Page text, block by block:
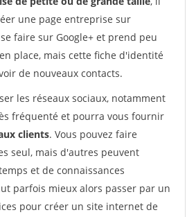
une page entreprise sur
faire sur Google+ et prend peu
place, mais cette fiche d'identité
de nouveaux contacts.
les réseaux sociaux, notamment
fréquenté et pourra vous fournir
clients. Vous pouvez faire
seul, mais d'autres peuvent
et de connaissances
parfois mieux alors passer par un
pour créer un site internet de